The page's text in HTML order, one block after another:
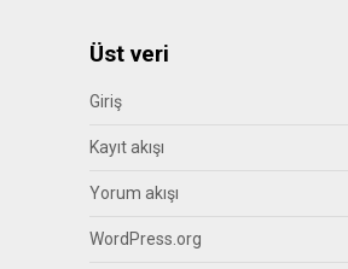
Üst veri
Giriş
Kayıt akışı
Yorum akışı
WordPress.org